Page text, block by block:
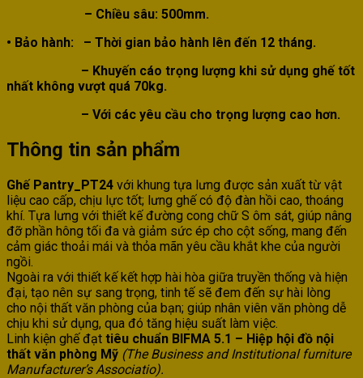
– Chiều sâu: 500mm.
• Bảo hành: – Thời gian bảo hành lên đến 12 tháng.
– Khuyến cáo trọng lượng khi sử dụng ghế tốt
nhất không vượt quá 70kg.
– Với các yêu cầu cho trọng lượng cao hơn.
Thông tin sản phẩm
Ghế Pantry_PT24 với khung tựa lưng được sản xuất từ vật
liệu cao cấp, chịu lực tốt; lưng ghế có độ đàn hồi cao, thoáng
khí. Tựa lưng với thiết kế đường cong chữ S ôm sát, giúp nâng
đỡ phần hông tối đa và giảm sức ép cho cột sống, mang đến
cảm giác thoải mái và thỏa mãn yêu cầu khắt khe của người
ngồi.
Ngoài ra với thiết kế kết hợp hài hòa giữa truyền thống và hiện
đại, tạo nên sự sang trọng, tinh tế sẽ đem đến sự hài lòng
cho nội thất văn phòng của bạn; giúp nhân viên văn phòng dễ
chịu khi sử dụng, qua đó tăng hiệu suất làm việc.
Linh kiện ghế đạt tiêu chuẩn BIFMA 5.1 – Hiệp hội đồ nội
thất văn phòng Mỹ (The Business and Institutional furniture
Manufacturer’s Associatio).